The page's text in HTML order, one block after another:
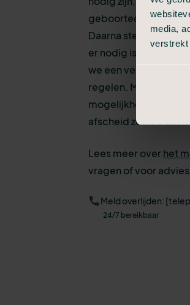
media,
verstrekt
geboortedatum van
Daarna stemmen we
er nodig is voor het
we een
regelen. Met heldere
mogelijkheden, zodat
afscheid zoals u dat
Lees meer overhet
vragen of voor
Meld overlijden:
24/7 bereikbaar